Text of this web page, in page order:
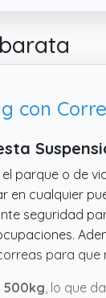
parque o de
en cualquier
seguridad
para que
500kg , lo que